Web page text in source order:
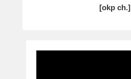
[okp ch.]